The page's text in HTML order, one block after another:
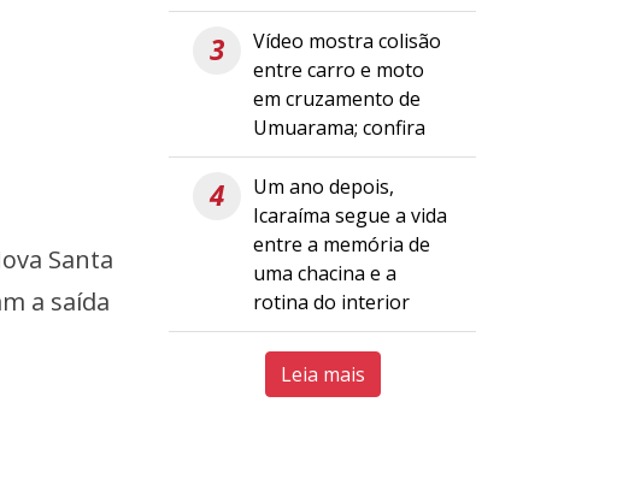
Santa
a saída
3
Vídeo mostra colisão
entre carro e moto
em cruzamento de
Umuarama; confira
4
Um ano depois,
Icaraíma segue a vida
entre a memória de
uma chacina e a
rotina do interior
Leia mais